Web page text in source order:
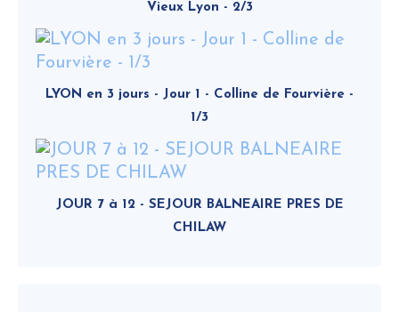
Vieux Lyon - 2/3
LYON en 3 jours - Jour 1 - Colline de Fourvière -
1/3
JOUR 7 à 12 - SEJOUR BALNEAIRE PRES DE
CHILAW